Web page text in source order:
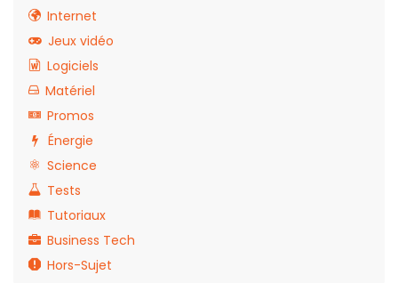
Internet
Jeux vidéo
Logiciels
Matériel
Promos
Énergie
Science
Tests
Tutoriaux
Business Tech
Hors-Sujet